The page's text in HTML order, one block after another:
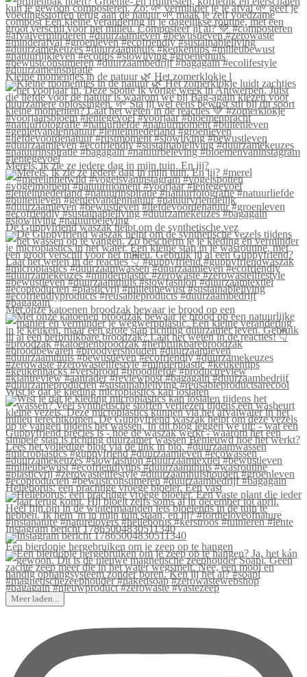
Kleine momentjes in de natuur 🌿 Het zomerklokje l
Merels, ik zie ze iedere dag in mijn tuin. En jij?
De Guppyfriend waszak helpt om de synthetische vez
Met onze katoenen broodzak bewaar je brood op een
Wist je dat je kleding microplastics kan loslaten
Helleborus: een prachtige vroege bloeier. Een vast
Instagram bericht 17865004830511340
Een bierdopje hergebruiken om je zeep op te hangen
Meer laden...